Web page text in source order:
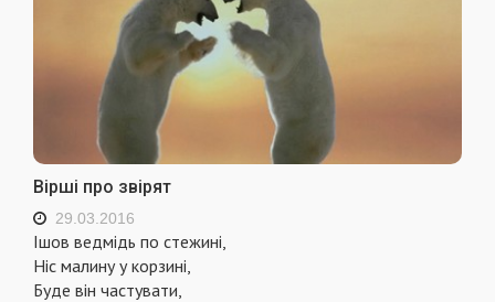
Вірші про звірят
29.03.2016
Ішов ведмідь по стежині,
Ніс малину у корзині,
Буде він частувати,